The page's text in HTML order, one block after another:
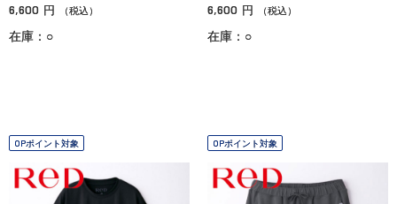
6,600 円 （税込）
在庫：○
6,600 円 （税込）
在庫：○
OPポイント対象 OPポイント対象